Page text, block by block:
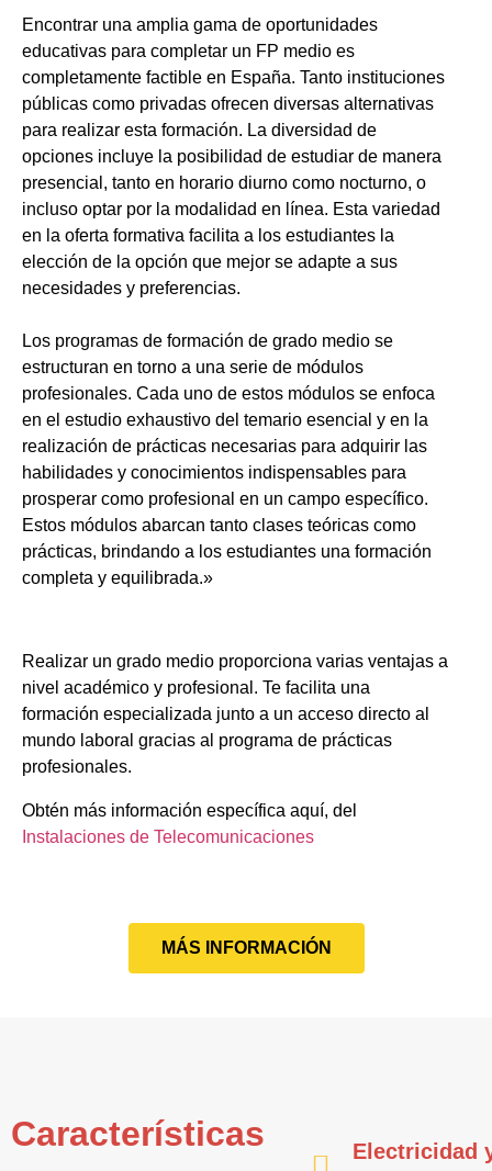
Encontrar una amplia gama de oportunidades
educativas para completar un FP medio es
completamente factible en España. Tanto instituciones
públicas como privadas ofrecen diversas alternativas
para realizar esta formación. La diversidad de
opciones incluye la posibilidad de estudiar de manera
presencial, tanto en horario diurno como nocturno, o
incluso optar por la modalidad en línea. Esta variedad
en la oferta formativa facilita a los estudiantes la
elección de la opción que mejor se adapte a sus
necesidades y preferencias.
Los programas de formación de grado medio se
estructuran en torno a una serie de módulos
profesionales. Cada uno de estos módulos se enfoca
en el estudio exhaustivo del temario esencial y en la
realización de prácticas necesarias para adquirir las
habilidades y conocimientos indispensables para
prosperar como profesional en un campo específico.
Estos módulos abarcan tanto clases teóricas como
prácticas, brindando a los estudiantes una formación
completa y equilibrada.»
Realizar un grado medio proporciona varias ventajas a
nivel académico y profesional. Te facilita una
formación especializada junto a un acceso directo al
mundo laboral gracias al programa de prácticas
profesionales.
Obtén más información específica aquí, del
Instalaciones de Telecomunicaciones
MÁS INFORMACIÓN
Características
Electricidad